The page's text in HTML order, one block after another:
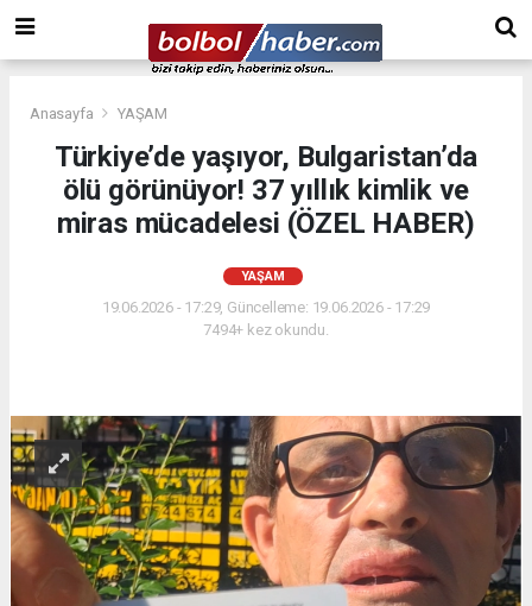
Anasayfa YAŞAM
Türkiye’de yaşıyor, Bulgaristan’da
ölü görünüyor! 37 yıllık kimlik ve
miras mücadelesi (ÖZEL HABER)
YAŞAM
19.06.2026 - 17:29, Güncelleme: 19.06.2026 - 17:29
7494+ kez okundu.